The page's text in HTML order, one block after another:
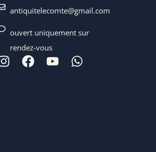
antiquitelecomte@gmail.com
ouvert uniquement sur
rendez-vous